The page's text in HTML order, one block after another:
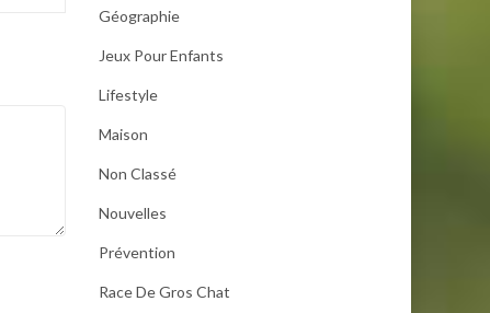
Géographie
Jeux Pour Enfants
Lifestyle
Maison
Non Classé
Nouvelles
Prévention
Race De Gros Chat